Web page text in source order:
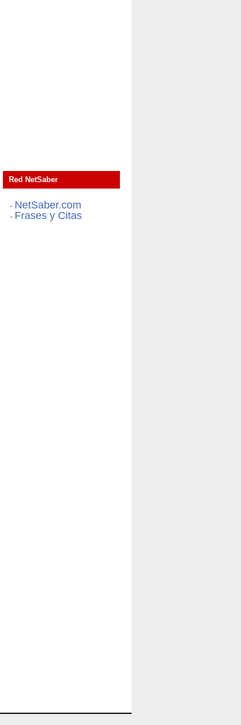
Red NetSaber
- NetSaber.com
- Frases y Citas